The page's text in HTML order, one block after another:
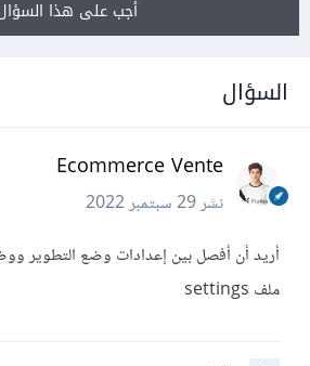
أجب على هذا السؤال
السؤال
Ecommerce Vente
نشر29 سبتمبر 2022
ملف settings